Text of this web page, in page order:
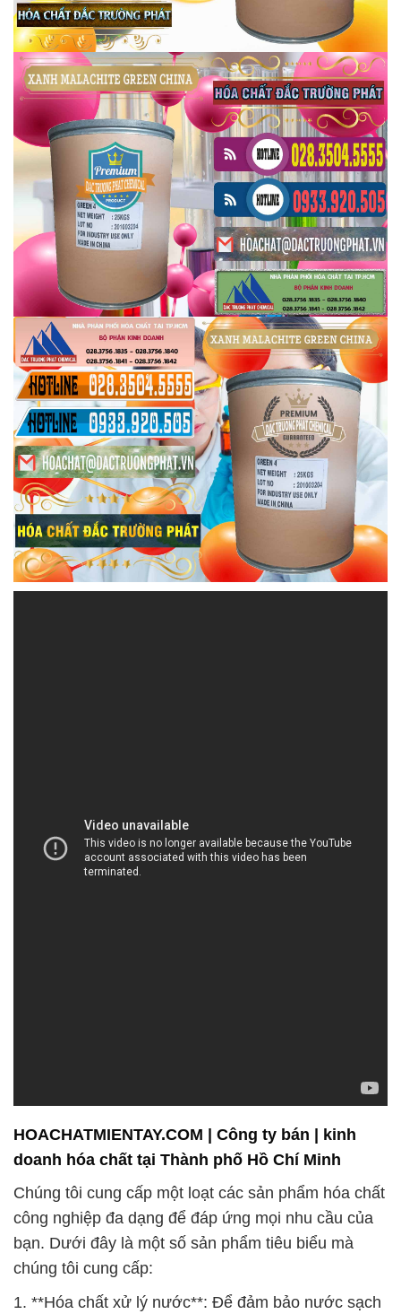
HOACHATMIENTAY.COM | Công ty bán | kinh
doanh hóa chất tại Thành phố Hồ Chí Minh
Chúng tôi cung cấp một loạt các sản phẩm hóa chất
công nghiệp đa dạng để đáp ứng mọi nhu cầu của
bạn. Dưới đây là một số sản phẩm tiêu biểu mà
chúng tôi cung cấp:
1. **Hóa chất xử lý nước**: Để đảm bảo nước sạch